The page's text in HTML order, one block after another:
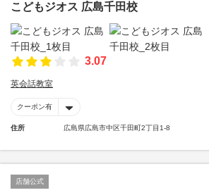
こどもジオス 広島千田校
3.07
英会話教室
クーポン有
住所 広島県広島市中区千田町2丁目1-8
店舗公式